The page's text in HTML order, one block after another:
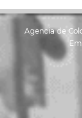
Agencia de